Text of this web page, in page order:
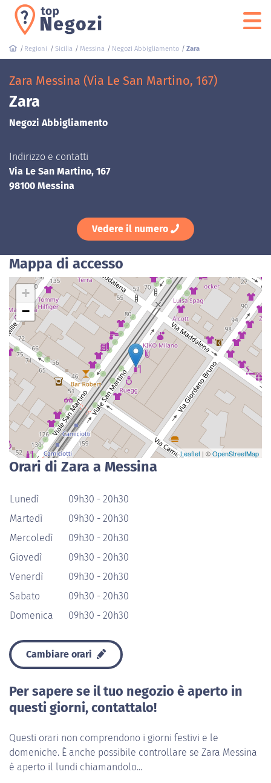
Regioni Sicilia Messina Negozi Abbigliamento Zara
Zara Messina (Via Le San Martino, 167)
Zara
Negozi Abbigliamento
Indirizzo e contatti
Via Le San Martino, 167
98100 Messina
Vedere il numero
Mappa di accesso
+
−
Leaflet | ©OpenStreetMap
Orari di Zara a Messina
Lunedì
09h30 - 20h30
Martedì
09h30 - 20h30
Mercoledì
09h30 - 20h30
Giovedì
09h30 - 20h30
Venerdì
09h30 - 20h30
Sabato
09h30 - 20h30
Domenica
09h30 - 20h30
Cambiare orari
Per sapere se il tuo negozio è aperto in
questi giorni, contattalo!
Questi orari non comprendono i giorni festivi e le
domeniche. È anche possibile controllare se Zara Messina
è aperto il lundi chiamandolo...